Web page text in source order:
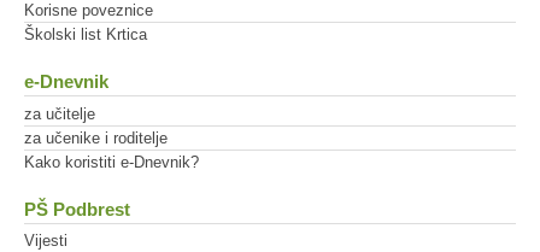
Korisne poveznice
Školski list Krtica
e-Dnevnik
za učitelje
za učenike i roditelje
Kako koristiti e-Dnevnik?
PŠ Podbrest
Vijesti